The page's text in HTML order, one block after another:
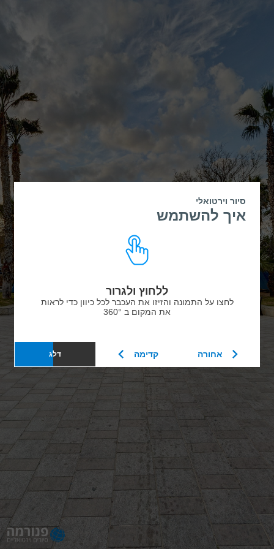
סיור וירטואלי
איך להשתמש
ללחוץ ולגרור
לחצו על התמונה והזיזו את העכבר לכל כיוון כדי לראות
את המקום ב 360°
אחורה קדימה דלג